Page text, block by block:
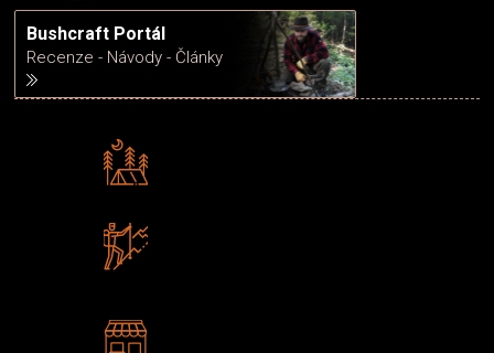
Bushcraft Portál
Recenze - Návody - Články